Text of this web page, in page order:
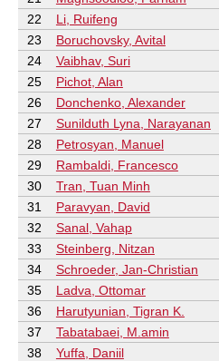
22
Li, Ruifeng
23
Boruchovsky, Avital
24
Vaibhav, Suri
25
Pichot, Alan
26
Donchenko, Alexander
27
Sunilduth Lyna, Narayanan
28
Petrosyan, Manuel
29
Rambaldi, Francesco
30
Tran, Tuan Minh
31
Paravyan, David
32
Sanal, Vahap
33
Steinberg, Nitzan
34
Schroeder, Jan-Christian
35
Ladva, Ottomar
36
Harutyunian, Tigran K.
37
Tabatabaei, M.amin
38
Yuffa, Daniil